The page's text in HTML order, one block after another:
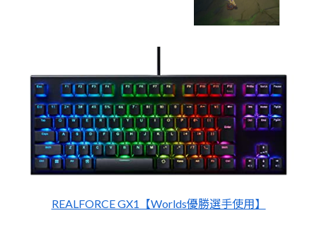
REALFORCE GX1【Worlds優勝選手使用】